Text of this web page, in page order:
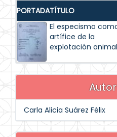
PORTADATÍTULO
El especismo
artífice de la
explotación
Carla Alicia Suárez Félix